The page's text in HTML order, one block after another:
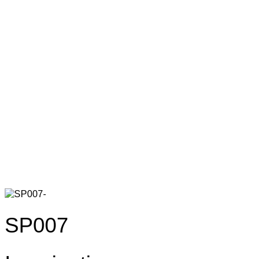
SP007